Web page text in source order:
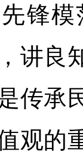
锋
讲良
传承
观的